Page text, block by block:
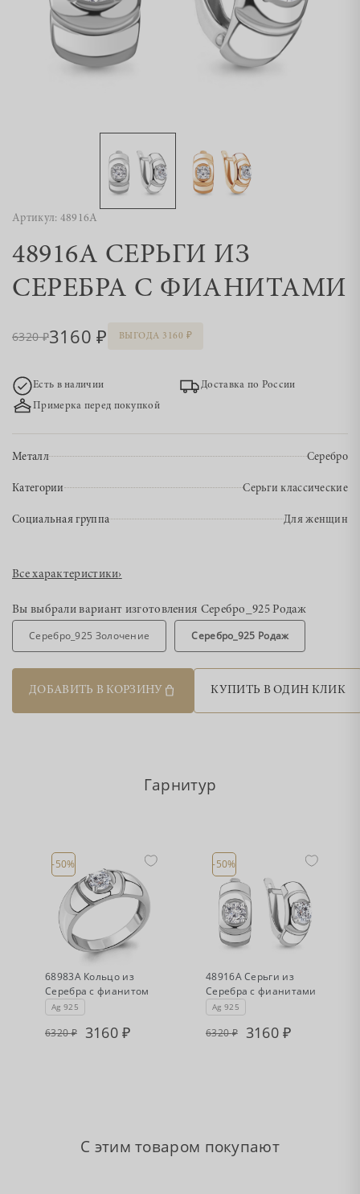
Артикул: 48916А
48916А СЕРЬГИ ИЗ
СЕРЕБРА С ФИАНИТАМИ
6320 3160 ВЫГОДА 3160
Есть в наличии
Доставка по России
Примерка перед покупкой
Металл Серебро
Категории Серьги классические
Социальная группа Для женщин
Все характеристики›
Вы выбрали вариант изготовления Серебро_925 Родаж
Серебро_925 Золочение Серебро_925 Родаж
ДОБАВИТЬ В КОРЗИНУ КУПИТЬ В ОДИН КЛИК
Гарнитур
-50%
Есть в наличии
68983А Кольцо из
Серебра с фианитом
Ag 925
6320 3160
-50%
48916А Серьги из
Серебра с фианитами
Ag 925
6320 3160
С этим товаром покупают